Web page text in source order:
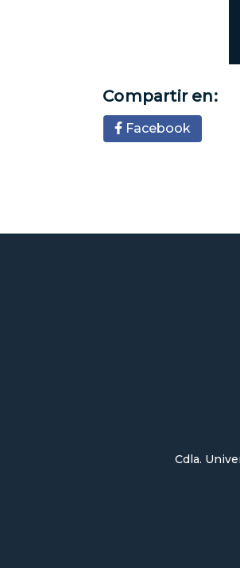
Compartir en:
Facebook
Cdla.